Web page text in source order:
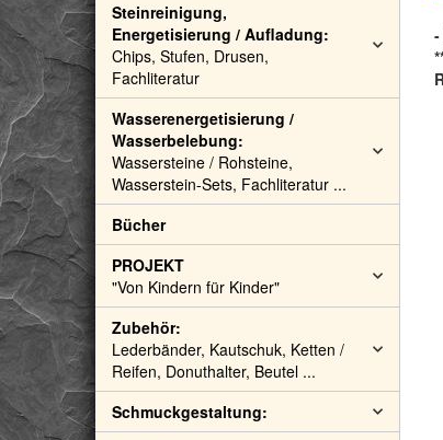
Steinreinigung,
Energetisierung / Aufladung:
Chips, Stufen, Drusen,
Fachliteratur
Wasserenergetisierung /
Wasserbelebung:
Wassersteine / Rohsteine,
Wasserstein-Sets, Fachliteratur ...
Bücher
PROJEKT
"Von Kindern für Kinder"
Zubehör:
Lederbänder, Kautschuk, Ketten /
Reifen, Donuthalter, Beutel ...
Schmuckgestaltung: